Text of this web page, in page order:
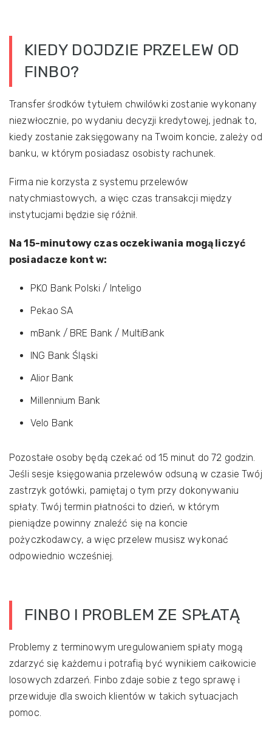
KIEDY DOJDZIE PRZELEW OD
FINBO?
Transfer środków tytułem chwilówki zostanie wykonany
niezwłocznie, po wydaniu decyzji kredytowej, jednak to,
kiedy zostanie zaksięgowany na Twoim koncie, zależy od
banku, w którym posiadasz osobisty rachunek.
Firma nie korzysta z systemu przelewów
natychmiastowych, a więc czas transakcji między
instytucjami będzie się różnił.
Na 15-minutowy czas oczekiwania mogą liczyć
posiadacze kont w:
PKO Bank Polski / Inteligo
Pekao SA
mBank / BRE Bank / MultiBank
ING Bank Śląski
Alior Bank
Millennium Bank
Velo Bank
Pozostałe osoby będą czekać od 15 minut do 72 godzin.
Jeśli sesje księgowania przelewów odsuną w czasie Twój
zastrzyk gotówki, pamiętaj o tym przy dokonywaniu
spłaty. Twój termin płatności to dzień, w którym
pieniądze powinny znaleźć się na koncie
pożyczkodawcy, a więc przelew musisz wykonać
odpowiednio wcześniej.
FINBO I PROBLEM ZE SPŁATĄ
Problemy z terminowym uregulowaniem spłaty mogą
zdarzyć się każdemu i potrafią być wynikiem całkowicie
losowych zdarzeń. Finbo zdaje sobie z tego sprawę i
przewiduje dla swoich klientów w takich sytuacjach
pomoc.